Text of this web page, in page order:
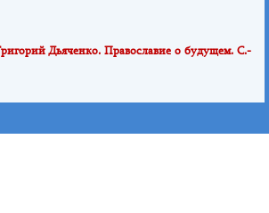
Дьяченко. Православие о будущем. С.-